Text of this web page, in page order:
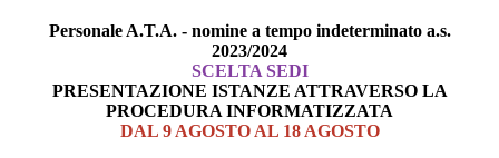
Personale A.T.A. - nomine a tempo indeterminato a.s.
2023/2024
SCELTA SEDI
PRESENTAZIONE ISTANZE ATTRAVERSO LA
PROCEDURA INFORMATIZZATA
DAL 9 AGOSTO AL 18 AGOSTO